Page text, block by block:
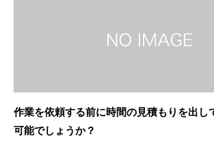
作業を依頼する前に時間の見積もりを出し
可能でしょうか？